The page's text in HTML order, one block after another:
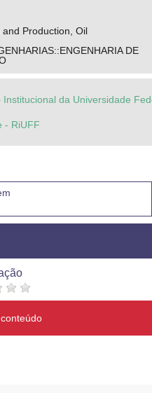
and Production, Oil
DE
Institucional da Universidade
- RiUFF